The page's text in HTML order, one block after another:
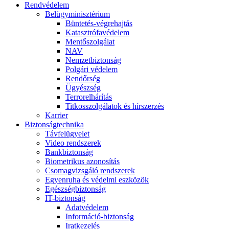
Rendvédelem
Belügyminisztérium
Büntetés-végrehajtás
Katasztrófavédelem
Mentőszolgálat
NAV
Nemzetbiztonság
Polgári védelem
Rendőrség
Ügyészség
Terrorelhárítás
Titkosszolgálatok és hírszerzés
Karrier
Biztonságtechnika
Távfelügyelet
Video rendszerek
Bankbiztonság
Biometrikus azonosítás
Csomagvizsgáló rendszerek
Egyenruha és védelmi eszközök
Egészségbiztonság
IT-biztonság
Adatvédelem
Információ-biztonság
Iratkezelés